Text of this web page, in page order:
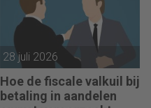
28 juli 2026
Hoe de fiscale valkuil bij
betaling in aandelen